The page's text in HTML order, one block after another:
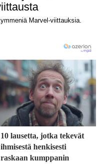
10 lausetta, jotka tekevät
ihmisestä henkisesti
raskaan kumppanin